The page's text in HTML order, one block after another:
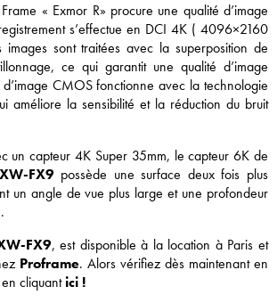
« Exmor R» procure une qualité d’image
s’effectue en DCI 4K ( 4096×2160
sont traitées avec la superposition de
ce qui garantit une qualité d’image
CMOS fonctionne avec la technologie
améliore la sensibilité et la réduction du bruit
un capteur 4K Super 35mm, le capteur 6K de
FX9possède une surface deux fois plus
un angle de vue plus large et une profondeur
FX9, est disponible à la location à Paris et
Proframe. Alors vérifiez dès maintenant en
cliquantici !